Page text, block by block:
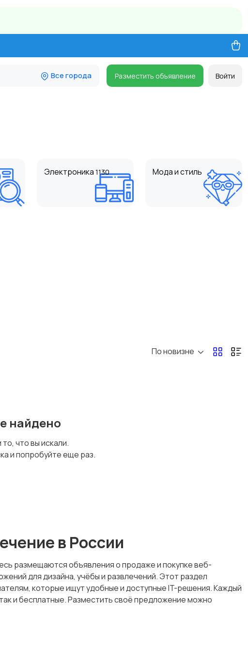
Все города Разместить объявление Войти
Электроника 1130 Мода и стиль
По новизне
найдено
что вы искали.
и попробуйте еще раз.
в России
размещаются объявления о продаже и покупке веб-
для дизайна, учёбы и развлечений. Этот раздел
которые ищут удобные и доступные IT-решения. Каждый
и бесплатные. Разместить своё предложение можно